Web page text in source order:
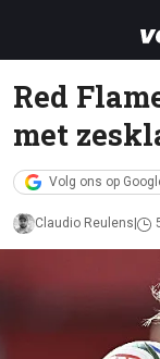
Red
met
Volg ons op
Claudio Reulens